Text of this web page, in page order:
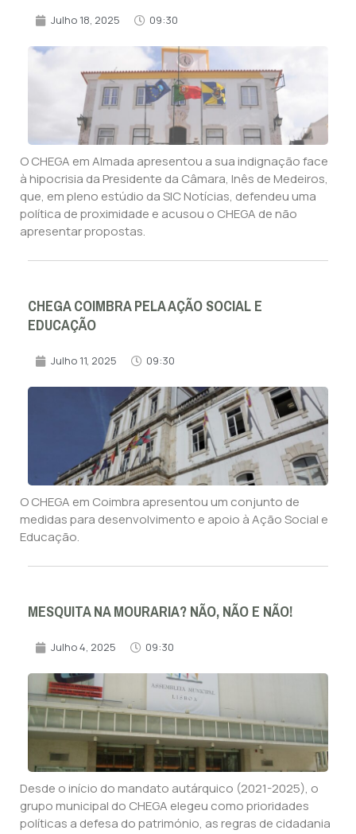
Julho 18, 2025 09:30
O CHEGA em Almada apresentou a sua indignação face
à hipocrisia da Presidente da Câmara, Inês de Medeiros,
que, em pleno estúdio da SIC Notícias, defendeu uma
política de proximidade e acusou o CHEGA de não
apresentar propostas.
CHEGA COIMBRA PELA AÇÃO SOCIAL E
EDUCAÇÃO
Julho 11, 2025 09:30
O CHEGA em Coimbra apresentou um conjunto de
medidas para desenvolvimento e apoio à Ação Social e
Educação.
MESQUITA NA MOURARIA? NÃO, NÃO E NÃO!
Julho 4, 2025 09:30
Desde o início do mandato autárquico (2021-2025), o
grupo municipal do CHEGA elegeu como prioridades
políticas a defesa do património, as regras de cidadania